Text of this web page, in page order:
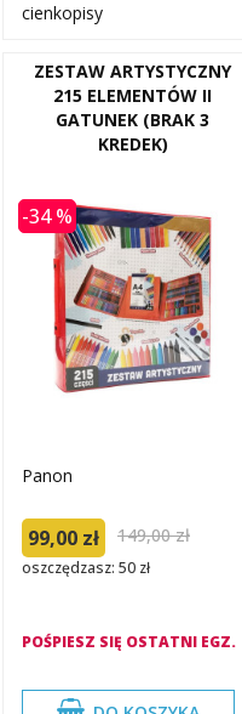
cienkopisy
ZESTAW ARTYSTYCZNY
215 ELEMENTÓW II
GATUNEK (BRAK 3
KREDEK)
-34 %
Panon
99,00 zł 149,00 zł
oszczędzasz: 50 zł
POŚPIESZ SIĘ OSTATNI EGZ.